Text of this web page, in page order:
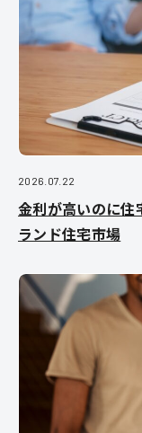
2026.07.22
金利が高いのに住
ランド住宅市場